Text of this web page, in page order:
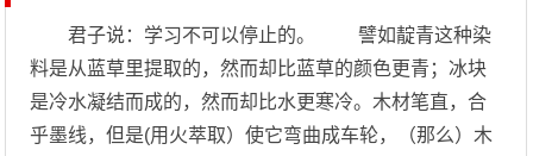
君子说：学习不可以停止的。 譬如靛青这种染
料是从蓝草里提取的，然而却比蓝草的颜色更青；冰块
是冷水凝结而成的，然而却比水更寒冷。木材笔直，合
乎墨线，但是(用火萃取）使它弯曲成车轮，（那么）木